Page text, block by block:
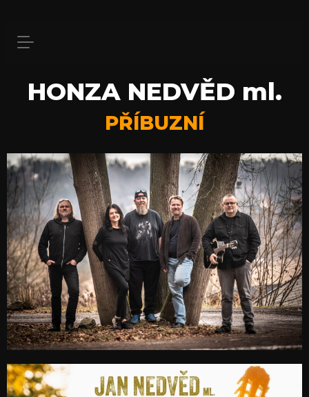
HONZA NEDVĚD ml.
PŘÍBUZNÍ